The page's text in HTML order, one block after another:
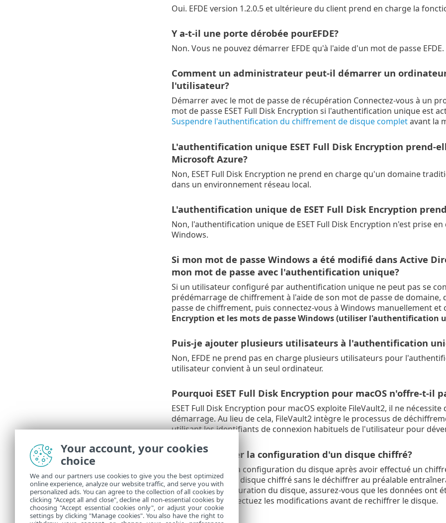
Oui. EFDE version 1.2.0.5 et ultérieure du client prend en charge la
Y a-t-il une porte dérobée pourEFDE?
Non. Vous ne pouvez démarrer EFDE qu'à l'aide d'un mot de passe EFDE.
Comment un administrateur peut-il démarrer un
l'utilisateur?
Démarrer avec le mot de passe de récupération Connectez-vous à un
mot de passe ESET Full Disk Encryption si l'authentification unique est
Suspendre l'authentification du chiffrement de disque completavant la
L'authentification unique ESET Full Disk Encryption prend-
Microsoft Azure?
Non, ESET Full Disk Encryption ne prend en charge qu'un domaine
dans un environnement réseau local.
L'authentification unique de ESET Full Disk Encryption
Non, l'authentification unique de ESET Full Disk Encryption n'est prise
Windows.
Si mon mot de passe Windows a été modifié dans Active
mon mot de passe avec l'authentification unique?
Si un utilisateur configuré par authentification unique ne peut pas se
prédémarrage de chiffrement à l'aide de son mot de passe de
passe de chiffrement, puis connectez-vous à Windows manuellement et
Encryption et les mots de passe Windows (utiliser l'authentification
Puis-je ajouter plusieurs utilisateurs à l'authentification
Non, EFDE ne prend pas en charge plusieurs utilisateurs pour
utilisateur convient à un seul ordinateur.
Pourquoi ESET Full Disk Encryption pour macOS n'offre-t-il
ESET Full Disk Encryption pour macOS exploite FileVault2, il ne
démarrage. Au lieu de cela, FileVault2 intègre le processus de
utilisant les identifiants de connexion habituels de l'utilisateur pour
Puis-je modifier la configuration d'un disque chiffré?
Ne modifiez pas la configuration du disque après avoir effectué un
modification d'un disque chiffré sans le déchiffrer au préalable
modifier la configuration du disque, assurez-vous que les données ont
déchiffré, puis effectuez les modifications avant de rechiffrer le disque.
Your account, your cookies
choice
We and our partners use cookies to give you the best optimized
online experience, analyze our website traffic, and serve you with
personalized ads. You can agree to the collection of all cookies by
clicking "Accept all and close", decline all non-essential cookies by
choosing "Accept essential cookies only", or adjust your cookie
settings by clicking "Manage cookies". You also have the right to